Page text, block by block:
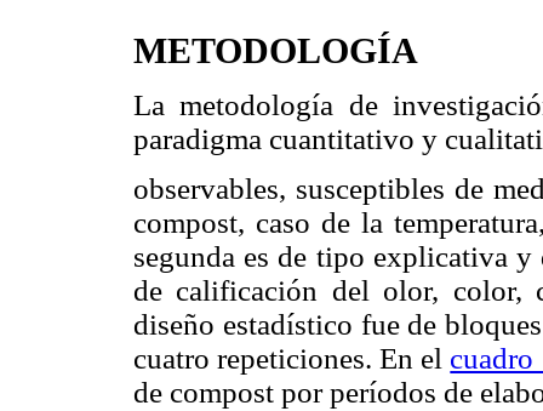
METODOLOGÍA
La metodología de
paradigma cuantitativo y
observables, susceptibles de
compost, caso de la
segunda es de tipo explicativa y
de calificación del olor, color,
diseño estadístico fue de
cuatro repeticiones. En el cuadro
de compost por períodos de